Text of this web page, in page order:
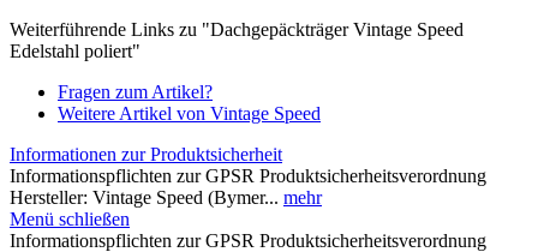
Weiterführende Links zu "Dachgepäckträger Vintage Speed
Edelstahl poliert"
Fragen zum Artikel?
Weitere Artikel von Vintage Speed
Informationen zur Produktsicherheit
Informationspflichten zur GPSR Produktsicherheitsverordnung
Hersteller: Vintage Speed (Bymer... mehr
Menü schließen
Informationspflichten zur GPSR Produktsicherheitsverordnung